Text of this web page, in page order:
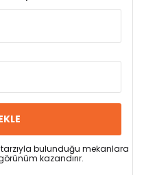
bulunduğu mekanlara
kazandırır.